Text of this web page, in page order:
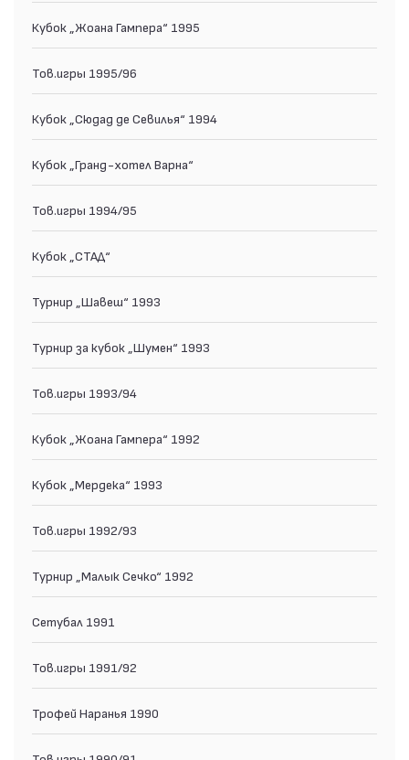
Кубок „Жоана Гампера“ 1995
Тов.игры 1995/96
Кубок „Сюдад де Севилья“ 1994
Кубок „Гранд-хотел Варна“
Тов.игры 1994/95
Кубок „СТАД“
Турнир „Шавеш“ 1993
Турнир за кубок „Шумен“ 1993
Тов.игры 1993/94
Кубок „Жоана Гампера“ 1992
Кубок „Мердека“ 1993
Тов.игры 1992/93
Турнир „Малык Сечко“ 1992
Сетубал 1991
Тов.игры 1991/92
Трофей Наранья 1990